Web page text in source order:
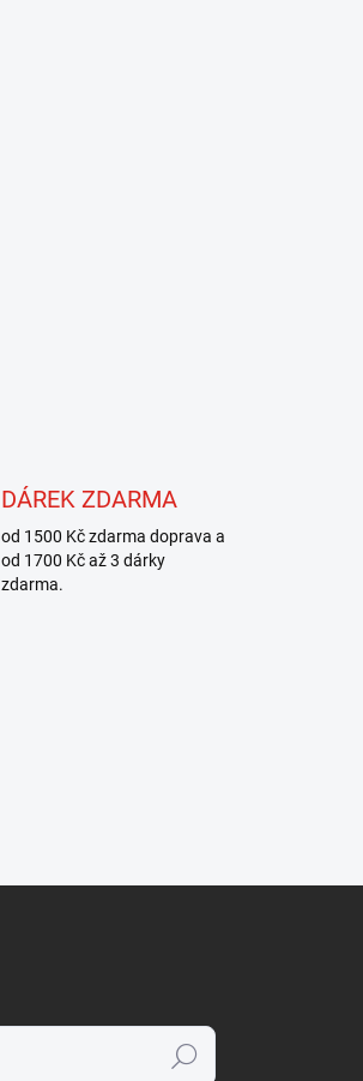
DÁREK ZDARMA
od 1500 Kč zdarma doprava a
od 1700 Kč až 3 dárky
zdarma.
Hledat